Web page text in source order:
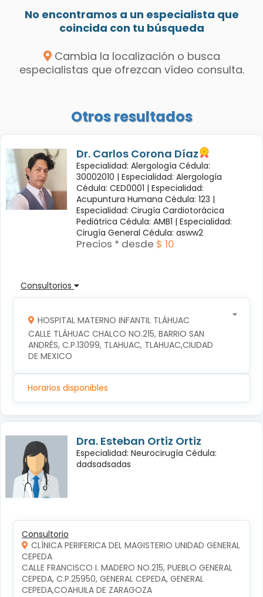
No encontramos a un especialista que
coincida con tu búsqueda
Cambia la localización o busca
especialistas que ofrezcan vídeo consulta.
Otros resultados
Dr. Carlos Corona Díaz
Especialidad: Alergología Cédula:
30002010 | Especialidad: Alergología
Cédula: CED0001 | Especialidad:
Acupuntura Humana Cédula: 123 |
Especialidad: Cirugía Cardiotorácica
Pediátrica Cédula: AMB1 | Especialidad:
Cirugía General Cédula: asww2
Precios * desde $ 10
Consultorios
HOSPITAL MATERNO INFANTIL TLÁHUAC
CALLE TLÁHUAC CHALCO NO.215, BARRIO SAN
ANDRÉS, C.P.13099, TLAHUAC, TLAHUAC,CIUDAD
DE MEXICO
Horarios disponibles
Dra. Esteban Ortiz Ortiz
Especialidad: Neurocirugía Cédula:
dadsadsadas
Consultorio
CLÍNICA PERIFERICA DEL MAGISTERIO UNIDAD GENERAL
CEPEDA
CALLE FRANCISCO I. MADERO NO.215, PUEBLO GENERAL
CEPEDA, C.P.25950, GENERAL CEPEDA, GENERAL
CEPEDA,COAHUILA DE ZARAGOZA